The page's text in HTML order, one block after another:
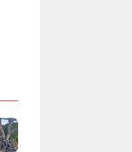
poslal přes 100